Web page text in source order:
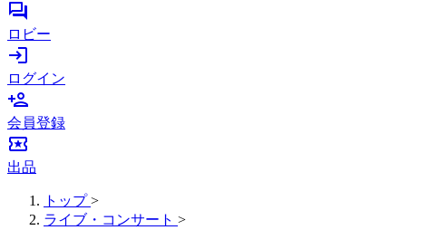
forum
ロビー
login
ログイン
person_add
会員登録
local_activity
出品
トップ >
ライブ・コンサート >